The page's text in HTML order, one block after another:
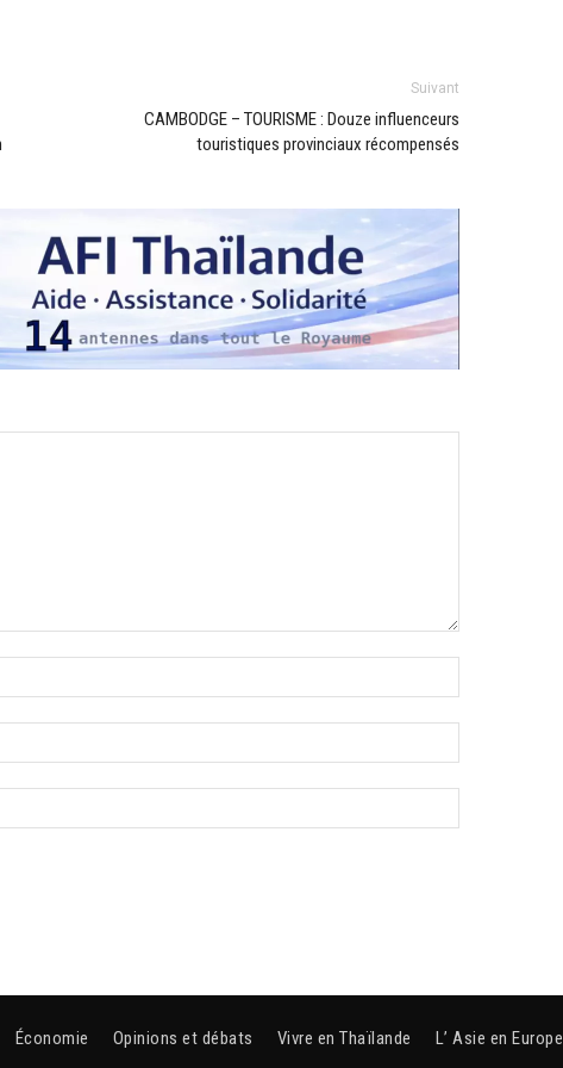
Suivant
CAMBODGE – TOURISME : Douze influenceurs
touristiques provinciaux récompensés
Économie Opinions et débats Vivre en Thaïlande L’ Asie en Europe